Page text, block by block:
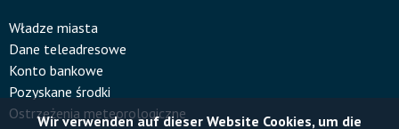
Wir verwenden auf dieser Website Cookies, um die
Władze miasta
Dane teleadresowe
Konto bankowe
Pozyskane środki
Ostrzeżenia meteorologiczne